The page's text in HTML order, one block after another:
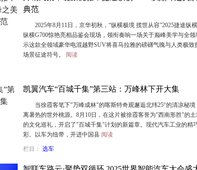
典范
2025年8月11日，京华初秋，“纵横极境 揽世从容”2025捷途纵
纵横G700惊艳亮相品鉴会现场，领衔奏响一场关于巅峰美学与全
示这款全领域豪华电混越野SUV将喜马拉雅的磅礴气魄与人类极
场景征途符号。 阅读
凯翼汽车“百城千集”第三站：万峰林下开大集
当徐霞客笔下"万峰成林"的喀斯特奇观邂逅北纬25°的清凉秘境
离暑热的世外桃源。8月10日，在这片被徐霞客誉为"西南形胜"的
的文化巡礼，开启了"百城千集"计划的新篇章。现代汽车工业的精
彩。以车为纽带，开进中国县 阅读
栏目： 选车